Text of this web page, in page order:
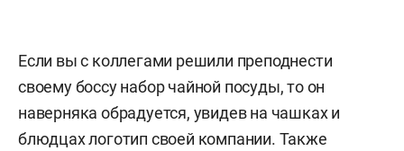
Если вы с коллегами решили преподнести
своему боссу набор чайной посуды, то он
наверняка обрадуется, увидев на чашках и
блюдцах логотип своей компании. Также